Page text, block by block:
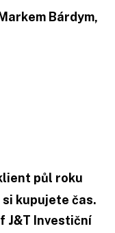
Bárdym,
půl roku
kupujete čas.
J&T Investiční